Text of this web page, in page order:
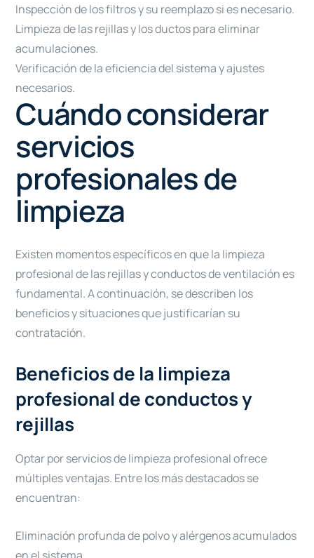
Inspección de los filtros y su reemplazo si es necesario.
Limpieza de las rejillas y los ductos para eliminar
acumulaciones.
Verificación de la eficiencia del sistema y ajustes
necesarios.
Cuándo considerar
servicios
profesionales de
limpieza
Existen momentos específicos en que la limpieza
profesional de las rejillas y conductos de ventilación es
fundamental. A continuación, se describen los
beneficios y situaciones que justificarían su
contratación.
Beneficios de la limpieza
profesional de conductos y
rejillas
Optar por servicios de limpieza profesional ofrece
múltiples ventajas. Entre los más destacados se
encuentran:
Eliminación profunda de polvo y alérgenos acumulados